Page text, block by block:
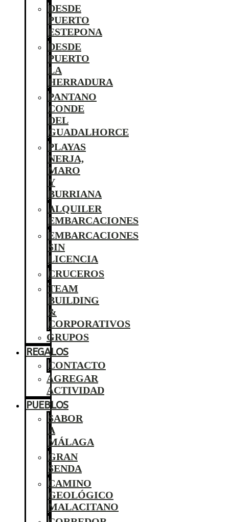
DESDE
PUERTO
ESTEPONA
DESDE
PUERTO
LA
HERRADURA
PANTANO
CONDE
DEL
GUADALHORCE
PLAYAS
NERJA,
MARO
Y
BURRIANA
ALQUILER
EMBARCACIONES
EMBARCACIONES
SIN
LICENCIA
CRUCEROS
TEAM
BUILDING
&
CORPORATIVOS
GRUPOS
REGALOS
CONTACTO
AGREGAR
ACTIVIDAD
PUEBLOS
SABOR
A
MÁLAGA
GRAN
SENDA
CAMINO
GEOLÓGICO
MALACITANO